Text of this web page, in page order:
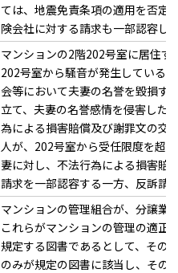
ては、地震免責条項の適用を否定
険会社に対する請求も一部認容し
マンションの2階202号室に居住
202号室から騒音が発生している
会等において夫妻の名誉を毀損す
立て、夫妻の名誉感情を侵害した
為による損害賠償及び謝罪文の交
人が、202号室から受任限度を超
妻に対し、不法行為による損害賠
請求を一部認容する一方、反訴請
マンションの管理組合が、分譲業
これらがマンションの管理の適正
規定する図書であるとして、その
のみが規定の図書に該当し、その